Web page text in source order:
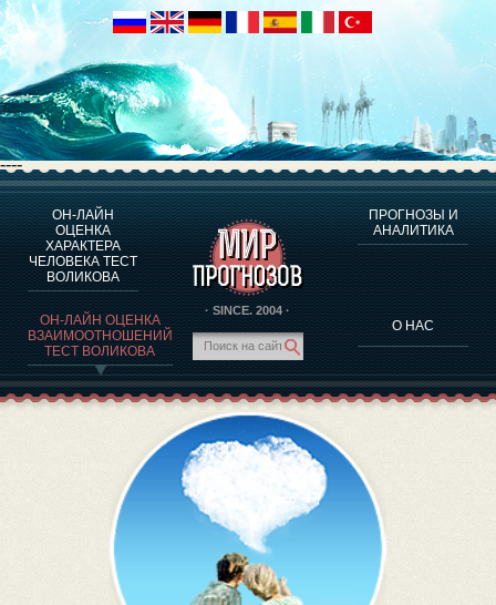
----
ОН-ЛАЙН
ОЦЕНКА
ХАРАКТЕРА
ЧЕЛОВЕКА ТЕСТ
ВОЛИКОВА
ОН-ЛАЙН ОЦЕНКА
ВЗАИМООТНОШЕНИЙ
ТЕСТ ВОЛИКОВА
· SINCE. 2004 ·
ПРОГНОЗЫ И
АНАЛИТИКА
О НАС
О ПРОГРАММЕ
ОЦЕНКА ХАРАКТЕРA ЧЕЛОВЕКА
ОЦЕНКА ХАРАКТЕРА ВЫДАЮЩИХСЯ ЛИЧНОСТЕЙ
О ПРОГРАММЕ
ТЕСТ НА СОВМЕСТИМОСТЬ ВОЛИКОВА
ПРОГНОЗЫ И АНАЛИТИКА